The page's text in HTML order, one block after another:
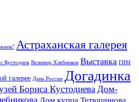
Астраханская галерея
Кустодиев Велимир Хлебников Выставка ГИМ
галерее День России Догадинка
Бориса Кустодиева Дом-